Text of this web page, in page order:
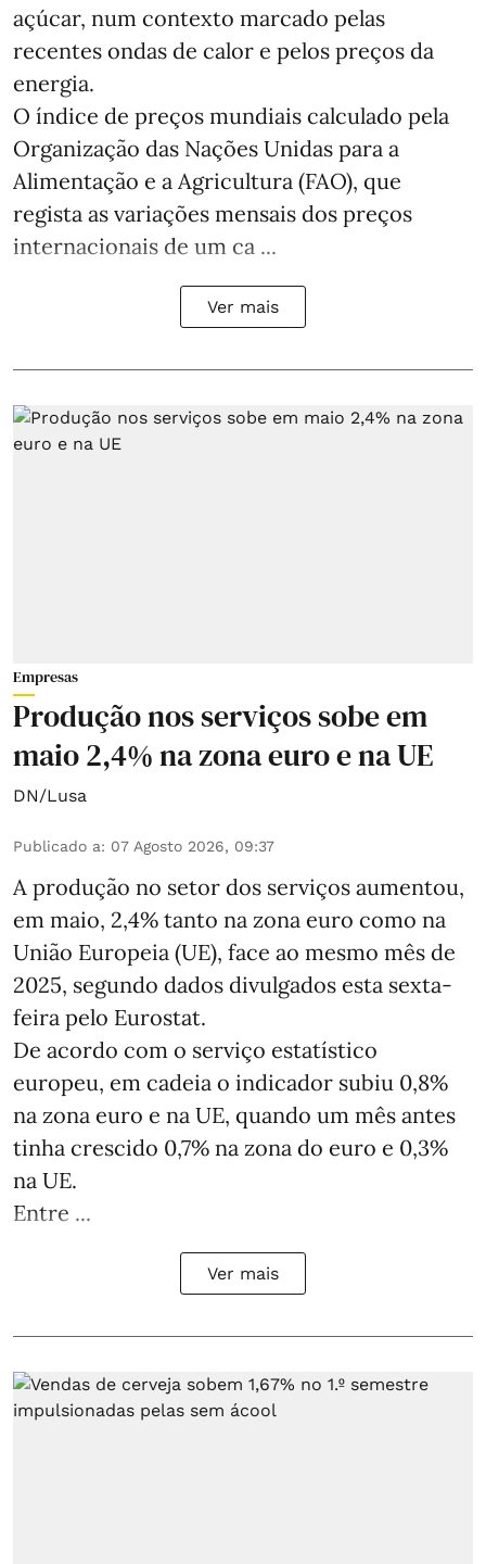
açúcar, num contexto marcado pelas
recentes ondas de calor e pelos preços da
energia.
O índice de preços mundiais calculado pela
Organização das Nações Unidas para a
Alimentação e a Agricultura (FAO), que
regista as variações mensais dos preços
internacionais de um ca ...
Ver mais
Empresas
Produção nos serviços sobe em
maio 2,4% na zona euro e na UE
DN/Lusa
Publicado a: 07 Agosto 2026, 09:37
A produção no setor dos serviços aumentou,
em maio, 2,4% tanto na zona euro como na
União Europeia (UE), face ao mesmo mês de
2025, segundo dados divulgados esta sexta-
feira pelo Eurostat.
De acordo com o serviço estatístico
europeu, em cadeia o indicador subiu 0,8%
na zona euro e na UE, quando um mês antes
tinha crescido 0,7% na zona do euro e 0,3%
na UE.
Entre ...
Ver mais